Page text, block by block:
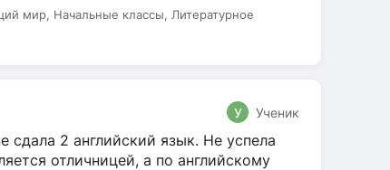
мир, Начальные классы, Литературное
У Ученик
2 английский язык. Не успела
отличницей, а по английскому